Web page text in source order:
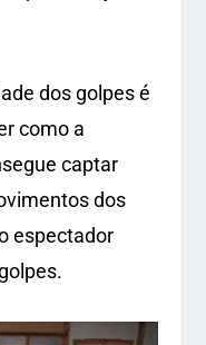
dos golpes é
como a
captar
dos
espectador